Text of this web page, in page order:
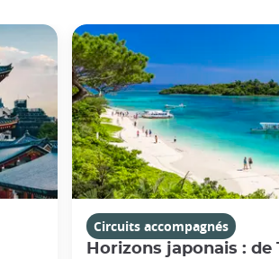
Circuits accompagnés
Horizons japonais : de